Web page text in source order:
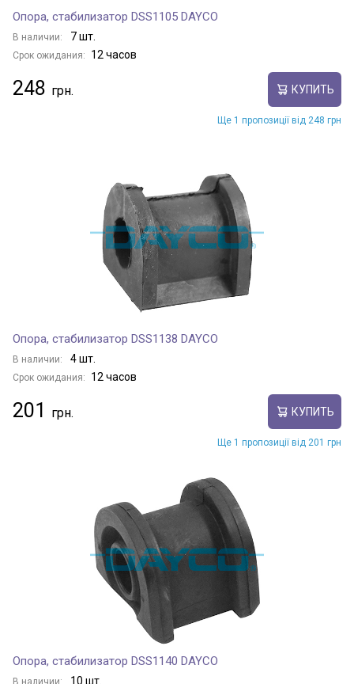
Опора, стабилизатор DSS1105 DAYCO
В наличии: 7 шт.
Срок ожидания: 12 часов
248 КУПИТЬ
Ще 1 пропозиції від 248 грн
Опора, стабилизатор DSS1138 DAYCO
В наличии: 4 шт.
Срок ожидания: 12 часов
201 КУПИТЬ
Ще 1 пропозиції від 201 грн
Опора, стабилизатор DSS1140 DAYCO
В наличии: 10 шт.